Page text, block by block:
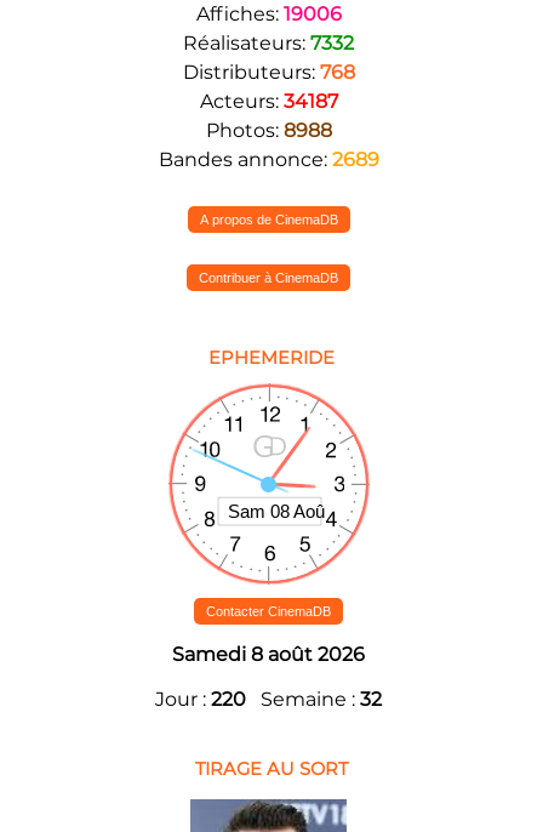
Affiches: 19006
Réalisateurs: 7332
Distributeurs: 768
Acteurs: 34187
Photos: 8988
Bandes annonce: 2689
A propos de CinemaDB
Contribuer à CinemaDB
EPHEMERIDE
Contacter CinemaDB
Samedi 8 août 2026
Jour : 220 Semaine : 32
TIRAGE AU SORT